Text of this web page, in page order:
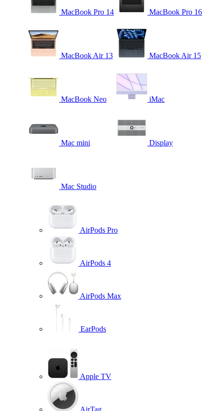
MacBook Pro 14 MacBook Pro 16
MacBook Air 13 MacBook Air 15
MacBook Neo iMac
Mac mini Display
Mac Studio
AirPods Pro
AirPods 4
AirPods Max
EarPods
Apple TV